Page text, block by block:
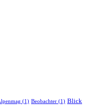
(1) Beobachter (1) Blick